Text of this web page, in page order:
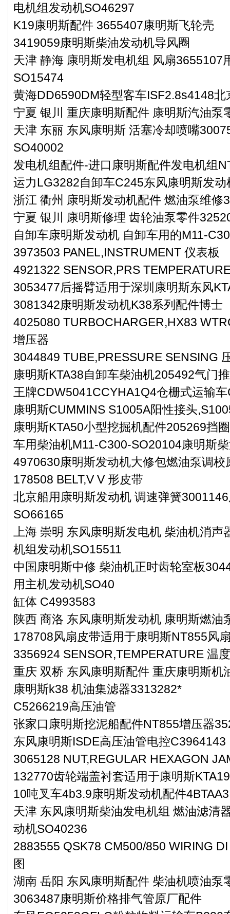
电机组发动机SO46297
K19康明斯配件 3655407康明斯飞轮壳
3419059康明斯柴油发动机导风圈
天津 静海 康明斯发电机组 风扇3655107
SO15474
黄海DD6590DM轻型客车ISF2.8s4148
宁夏 银川 重庆康明斯配件 康明斯汽油泵
天津 东丽 东风康明斯 活塞冷却喷嘴
SO40002
发电机组配件-进口康明斯配件发电机组
运力LG3282自卸车C245东风康明斯发动
浙江 衢州 康明斯发动机配件 燃油泵维修
宁夏 银川 康明斯修理 齿轮油泵零件
自卸车康明斯发动机 自卸车用的M11-
3973503 PANEL,INSTRUMENT 仪表板
4921322 SENSOR,PRS
3053477后摇臂适用于深圳康明斯东风
3081342康明斯发动机K38系列配件博士
4025080 TURBOCHARGER,HX83
增压器
3044849 TUBE,PRESSURE SENSING
康明斯KTA38自卸车柴油机205492气门
王牌CDW5041CCYHA1Q4仓栅式运输
康明斯CUMMINS S1005A阳性接头
康明斯KTA50小型挖掘机配件205269挡
车用柴油机M11-C300-SO20104康明斯
4970630康明斯发动机大修包燃油泵调校
178508 BELT,V V 形皮带
北京船用康明斯发动机 调速弹簧
SO66165
上海 崇明 东风康明斯发电机 柴油机消
机组发动机SO15511
中国康明斯中修 柴油机正时齿轮室板
用主机发动机SO40
缸体 C4993583
陕西 商洛 东风康明斯发动机 康明斯燃油
178708风扇皮带适用于康明斯NT855风
3356924 SENSOR,TEMPERATURE 温
重庆 双桥 东风康明斯配件 重庆康明斯机
康明斯k38 机油集滤器3313282*
C5266219高压油管
张家口康明斯挖泥船配件NT855增压器
东风康明斯ISDE高压油管电控C3964143
3065128 NUT,REGULAR HEXAGON
132770齿轮端盖衬套适用于康明斯
10吨叉车4b3.9康明斯发动机配件
天津 东风康明斯柴油发电机组 燃油滤清
动机SO40236
2883555 QSK78 CM500/850 WIRING
图
湖南 岳阳 东风康明斯配件 柴油机喷油泵
3063487康明斯价格排气管原厂配件